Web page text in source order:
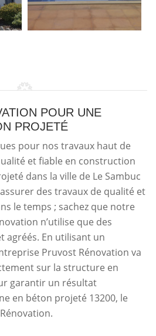
POUR UNE
PROJETÉ
pour nos travaux haut de
et fiable en construction
dans la ville de Le Sambuc
des travaux de qualité et
le temps ; sachez que notre
n’utilise que des
agréés. En utilisant un
Pruvost Rénovation va
sur la structure en
garantir un résultat
en béton projeté 13200, le